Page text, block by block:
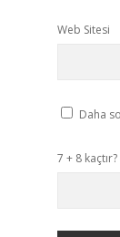
Web Sitesi
Daha
7 + 8 kaçtır?